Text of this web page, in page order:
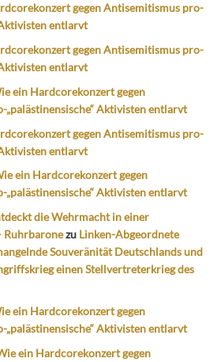
gegen Antisemitismus pro-
entlarvt
gegen Antisemitismus pro-
entlarvt
ein Hardcorekonzert gegen
Aktivisten entlarvt
gegen Antisemitismus pro-
entlarvt
ein Hardcorekonzert gegen
Aktivisten entlarvt
die Wehrmacht in einer
Ruhrbaronezu Linken-Abgeordnete
Souveränität Deutschlands und
einen Stellvertreterkrieg des
ein Hardcorekonzert gegen
Aktivisten entlarvt
ein Hardcorekonzert gegen